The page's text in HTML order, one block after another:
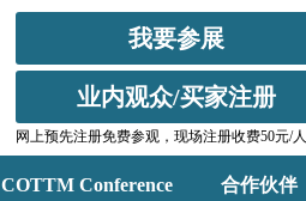
我要参展
业内观众/买家注册
网上预先注册免费参观，现场注册收费50元/人
COTTM Conference 合作伙伴